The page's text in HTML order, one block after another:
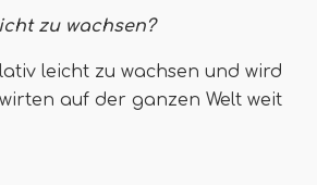
zu wachsen?
leicht zu wachsen und wird
auf der ganzen Welt weit